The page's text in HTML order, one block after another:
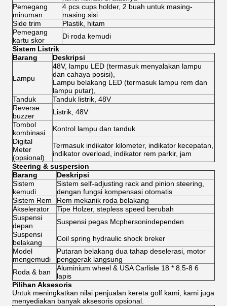
Pemegang
minuman
4 pcs cups holder, 2 buah untuk masing-
masing sisi
Side trim
Plastik, hitam
Pemegang
kartu skor
Di roda kemudi
Sistem Listrik
Barang
Deskripsi
Lampu
48V, lampu LED (termasuk menyalakan lampu
dan cahaya posisi),
Lampu belakang LED (termasuk lampu rem dan
lampu putar),
Tanduk
Tanduk listrik, 48V
Reverse
buzzer
Listrik, 48V
Tombol
kombinasi
Kontrol lampu dan tanduk
Digital
Meter
(opsional)
Termasuk indikator kilometer, indikator kecepatan,
indikator overload, indikator rem parkir, jam
Steering & suspersion
Barang
Deskripsi
Sistem
kemudi
Sistem self-adjusting rack and pinion steering,
dengan fungsi kompensasi otomatis
Sistem Rem
Rem mekanik roda belakang
Akselerator
Tipe Holzer, stepless speed berubah
Suspensi
depan
Suspensi pegas Mcphersonindependen
Suspensi
belakang
Coil spring hydraulic shock breker
Model
mengemudi
Putaran belakang dua tahap deselerasi, motor
penggerak langsung
Roda & ban
Aluminium wheel & USA Carlisle 18 * 8.5-8 6
lapis
Pilihan Aksesoris
Untuk meningkatkan nilai penjualan kereta golf kami, kami juga
menyediakan banyak aksesoris opsional.